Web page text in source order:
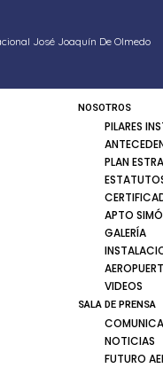
José Joaquín De Olmedo
NOSOTROS
PILARES
PLAN
APTO
GALERÍA
VIDEOS
SALA DE PRENSA
NOTICIAS
FUTURO